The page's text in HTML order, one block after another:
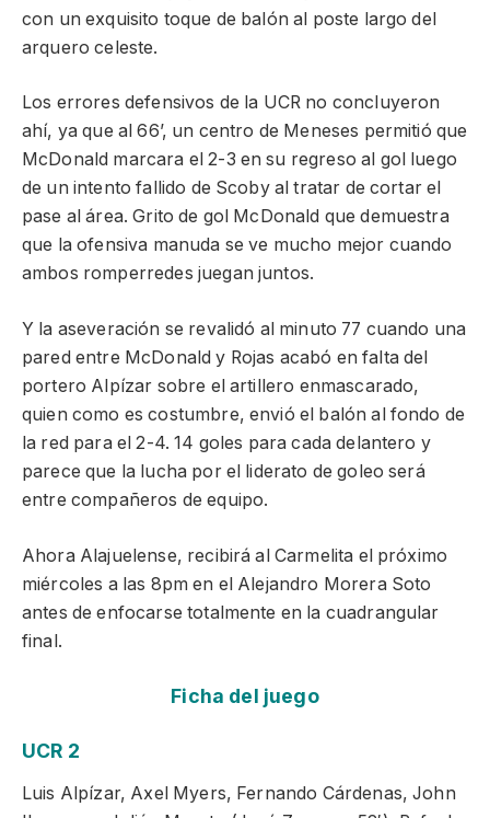
con un exquisito toque de balón al poste largo del
arquero celeste.
Los errores defensivos de la UCR no concluyeron
ahí, ya que al 66’, un centro de Meneses permitió que
McDonald marcara el 2-3 en su regreso al gol luego
de un intento fallido de Scoby al tratar de cortar el
pase al área. Grito de gol McDonald que demuestra
que la ofensiva manuda se ve mucho mejor cuando
ambos romperredes juegan juntos.
Y la aseveración se revalidó al minuto 77 cuando una
pared entre McDonald y Rojas acabó en falta del
portero Alpízar sobre el artillero enmascarado,
quien como es costumbre, envió el balón al fondo de
la red para el 2-4. 14 goles para cada delantero y
parece que la lucha por el liderato de goleo será
entre compañeros de equipo.
Ahora Alajuelense, recibirá al Carmelita el próximo
miércoles a las 8pm en el Alejandro Morera Soto
antes de enfocarse totalmente en la cuadrangular
final.
Ficha del juego
UCR 2
Luis Alpízar, Axel Myers, Fernando Cárdenas, John